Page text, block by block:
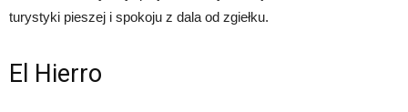
turystyki pieszej i spokoju z dala od zgiełku.
El Hierro